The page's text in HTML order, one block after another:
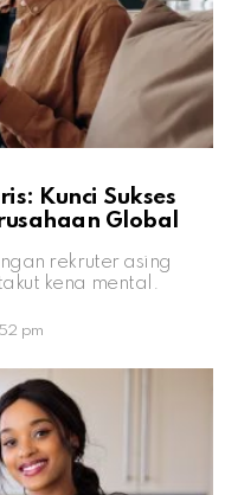
Kunci Sukses
Global
rekruter asing
kena mental.
pm